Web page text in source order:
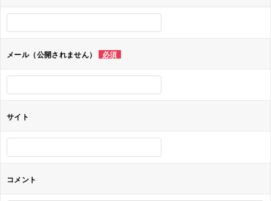
シ
ョ
ン
メール（公開されません） 必須
サイト
コメント